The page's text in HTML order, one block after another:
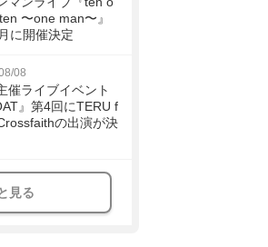
〜one man〜』
に開催決定
08
催ライブイベント
』第4回にTERU f
の出演が決
見る